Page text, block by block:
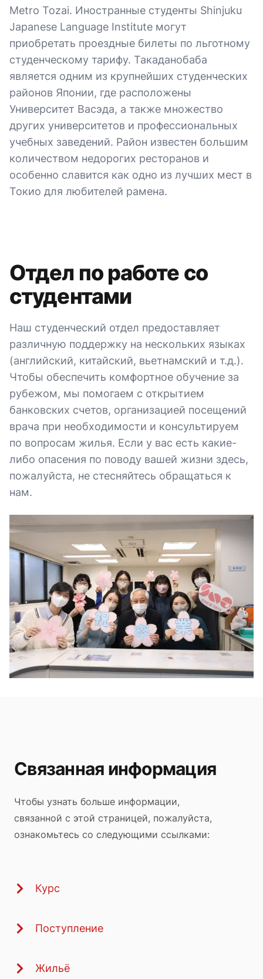
Metro Tozai. Иностранные студенты Shinjuku
Japanese Language Institute могут
приобретать проездные билеты по льготному
студенческому тарифу. Такаданобаба
является одним из крупнейших студенческих
районов Японии, где расположены
Университет Васэда, а также множество
других университетов и профессиональных
учебных заведений. Район известен большим
количеством недорогих ресторанов и
особенно славится как одно из лучших мест в
Токио для любителей рамена.
Отдел по работе со
студентами
Наш студенческий отдел предоставляет
различную поддержку на нескольких языках
(английский, китайский, вьетнамский и т.д.).
Чтобы обеспечить комфортное обучение за
рубежом, мы помогаем с открытием
банковских счетов, организацией посещений
врача при необходимости и консультируем
по вопросам жилья. Если у вас есть какие-
либо опасения по поводу вашей жизни здесь,
пожалуйста, не стесняйтесь обращаться к
нам.
Связанная информация
Чтобы узнать больше информации,
связанной с этой страницей, пожалуйста,
ознакомьтесь со следующими ссылками:
Курс
Поступление
Жильё